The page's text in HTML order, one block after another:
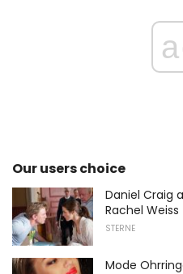
Our users choice
Daniel Craig
Rachel Weiss
STERNE
Mode